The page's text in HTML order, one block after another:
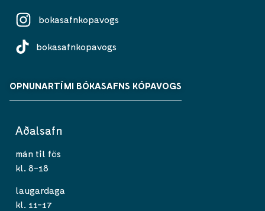
bokasafnkopavogs
bokasafnkopavogs
OPNUNARTÍMI BÓKASAFNS KÓPAVOGS
Aðalsafn
mán til fös
kl. 8-18
laugardaga
kl. 11-17